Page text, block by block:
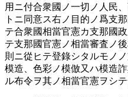
用ニ付合衆國ノ一切ノ人民
トニ同意ス右ノ目的ノ爲支
テ合衆國相當官憲カ支那國
テ支那國官憲ノ相當審査ノ
則ニ從ヒテ登錄シタルモノ
模造󠄁、色彩󠄁ノ模倣又ハ模造󠄁
ル布令ヲ其ノ相當官憲ヲシ